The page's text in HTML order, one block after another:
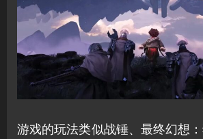
游戏的玩法类似战锤、最终幻想